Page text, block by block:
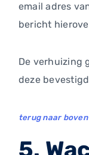
email adres
bericht
De verhuizing
deze
terug naar boven